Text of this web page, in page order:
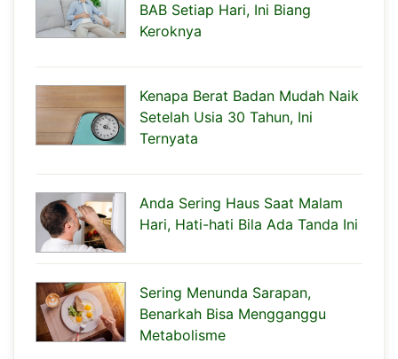
BAB Setiap Hari, Ini Biang
Keroknya
Kenapa Berat Badan Mudah Naik
Setelah Usia 30 Tahun, Ini
Ternyata
Anda Sering Haus Saat Malam
Hari, Hati-hati Bila Ada Tanda Ini
Sering Menunda Sarapan,
Benarkah Bisa Mengganggu
Metabolisme